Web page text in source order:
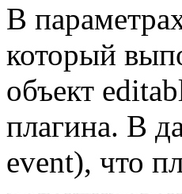
В
который
объект
плагина. В
event), что